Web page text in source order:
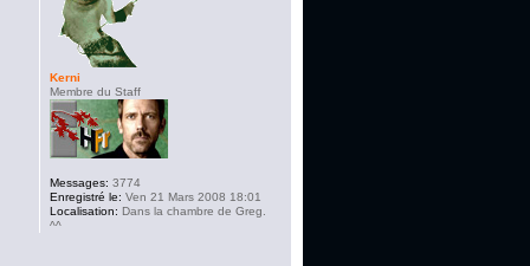
Kerni
Membre du Staff
Messages: 3774
Enregistré le: Ven 21 Mars 2008 18:01
Localisation: Dans la chambre de Greg.
^^